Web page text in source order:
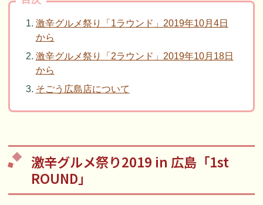
激辛グルメ祭り「1ラウンド」2019年10月4日
から
激辛グルメ祭り「2ラウンド」2019年10月18日
から
そごう広島店について
激辛グルメ祭り2019 in 広島「1st
ROUND」